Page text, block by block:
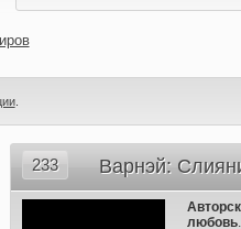
.
233 Варнэй:
любовь